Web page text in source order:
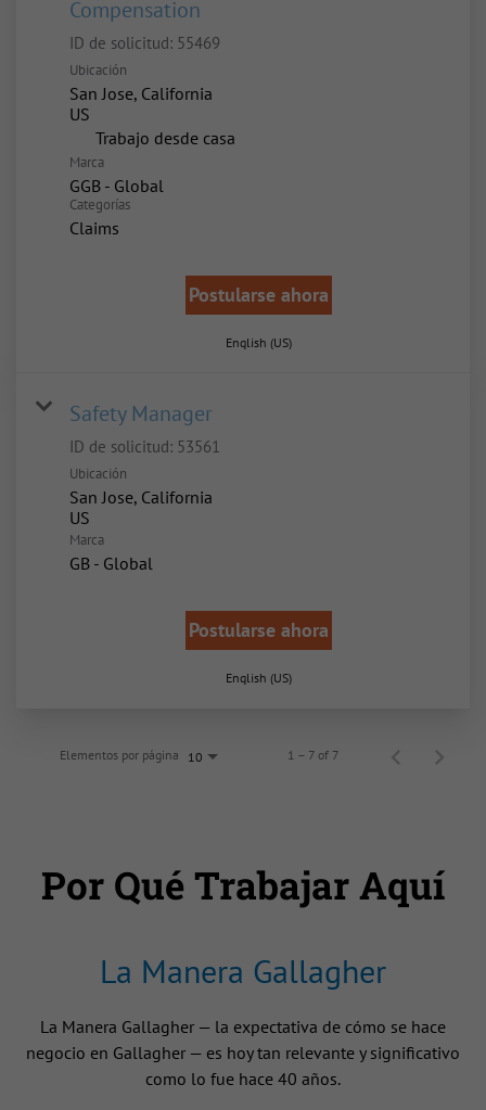
Compensation
ID de solicitud: 55469
Ubicación
San Jose, California
inicio
Trabajo desde casa
Marca
GGB - Global
Categorías
Claims
Postularse ahora
English (US)
Safety Manager
ID de solicitud: 53561
Ubicación
San Jose, California
Marca
GB - Global
Postularse ahora
English (US)
Elementos por página 10 1 – 7 of 7
Por Qué Trabajar Aquí
La Manera Gallagher
La Manera Gallagher — la expectativa de cómo se hace
negocio en Gallagher — es hoy tan relevante y significativo
como lo fue hace 40 años.